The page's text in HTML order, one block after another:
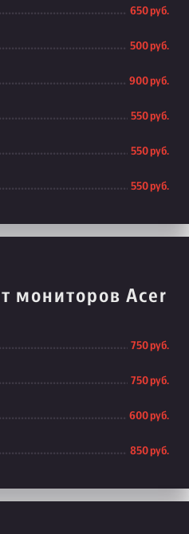
650 руб.
500 руб.
900 руб.
550 руб.
550 руб.
550 руб.
мониторов Acer
750 руб.
750 руб.
600 руб.
850 руб.